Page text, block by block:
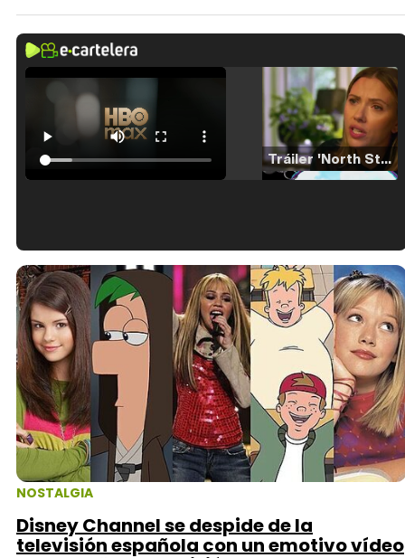
Tráiler 'North Star' (2023)
Tráiler en español de 'La isla olvidada'
Tráiler 'Vida perra' (2026)
Tráiler Oficial en VOSE 'The Audacity'
NOSTALGIA
Disney Channel se despide de la
televisión española con un emotivo vídeo